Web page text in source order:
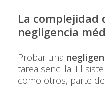
La complejidad
negligencia
Probar una
tarea sencilla. El
como otros, parte